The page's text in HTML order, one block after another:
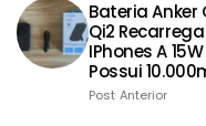
Bateria Anker
Qi2 Recarrega
IPhones A 15W
Possui
Post Anterior